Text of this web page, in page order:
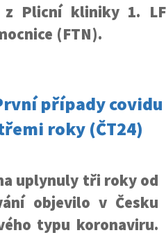
z Plicní kliniky 1.
(FTN).
případy covidu
roky (ČT24)
uplynuly tři roky od
objevilo v Česku
typu koronaviru.